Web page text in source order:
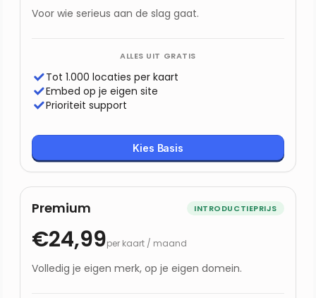
Voor wie serieus aan de slag gaat.
ALLES UIT GRATIS
Tot 1.000 locaties per kaart
Embed op je eigen site
Prioriteit support
Kies Basis
Premium INTRODUCTIEPRIJS
€24,99per kaart / maand
Volledig je eigen merk, op je eigen domein.